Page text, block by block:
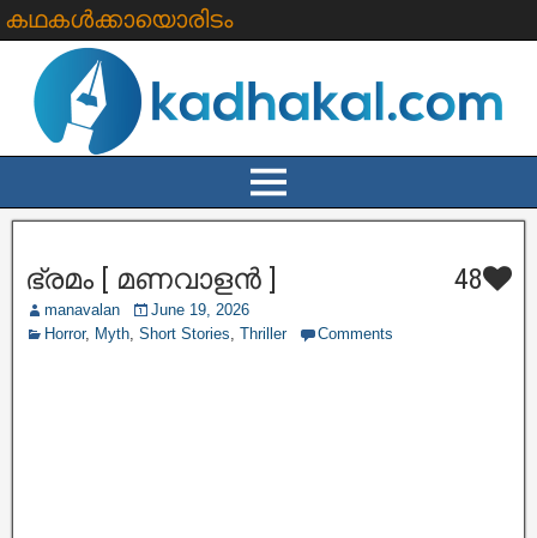
കഥകൾക്കായൊരിടം
ഭ്രമം [ മണവാളൻ ] 48
manavalan
June 19, 2026
Horror, Myth, Short Stories, Thriller Comments